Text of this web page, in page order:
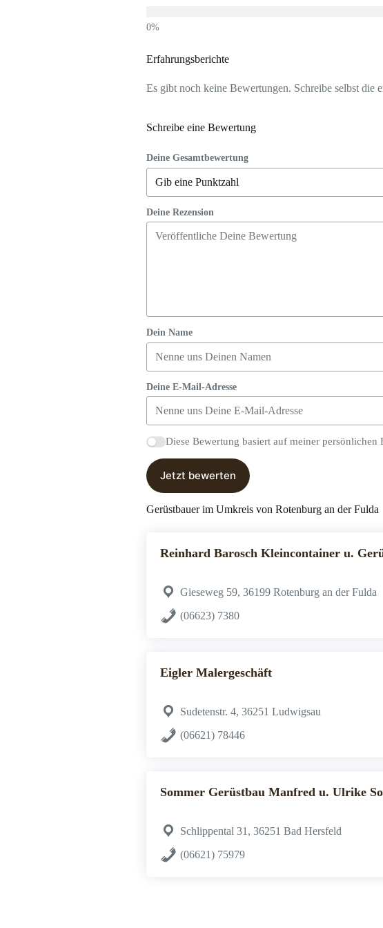
Erfahrungsberichte
Es gibt noch keine Bewertungen. Schreibe selbst die
Schreibe eine Bewertung
Deine Gesamtbewertung
Deine Rezension
Dein Name
Deine E-Mail-Adresse
Diese Bewertung basiert auf meiner
Jetzt bewerten
Gerüstbauer im Umkreis von Rotenburg an der Fulda
Reinhard Barosch Kleincontainer u.
Gieseweg 59, 36199 Rotenburg an der Fulda
(06623) 7380
Eigler Malergeschäft
Sudetenstr. 4, 36251 Ludwigsau
(06621) 78446
Sommer Gerüstbau Manfred u. Ulrike
Schlippental 31, 36251 Bad Hersfeld
(06621) 75979